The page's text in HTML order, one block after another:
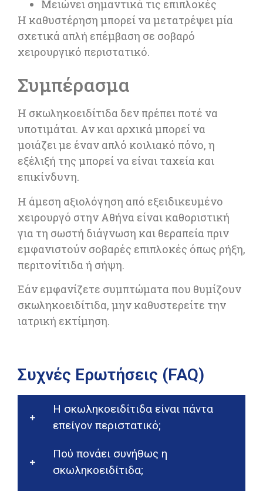
Μειώνει σημαντικά τις επιπλοκές
Η καθυστέρηση μπορεί να μετατρέψει μία
σχετικά απλή επέμβαση σε σοβαρό
χειρουργικό περιστατικό.
Συμπέρασμα
Η σκωληκοειδίτιδα δεν πρέπει ποτέ να
υποτιμάται. Αν και αρχικά μπορεί να
μοιάζει με έναν απλό κοιλιακό πόνο, η
εξέλιξή της μπορεί να είναι ταχεία και
επικίνδυνη.
Η άμεση αξιολόγηση από εξειδικευμένο
χειρουργό στην Αθήνα είναι καθοριστική
για τη σωστή διάγνωση και θεραπεία πριν
εμφανιστούν σοβαρές επιπλοκές όπως ρήξη,
περιτονίτιδα ή σήψη.
Εάν εμφανίζετε συμπτώματα που θυμίζουν
σκωληκοειδίτιδα, μην καθυστερείτε την
ιατρική εκτίμηση.
Συχνές Ερωτήσεις (FAQ)
Η σκωληκοειδίτιδα είναι πάντα
επείγον περιστατικό;
Πού πονάει συνήθως η
σκωληκοειδίτιδα;